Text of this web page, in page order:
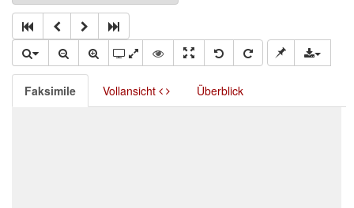
Faksimile Vollansicht Überblick